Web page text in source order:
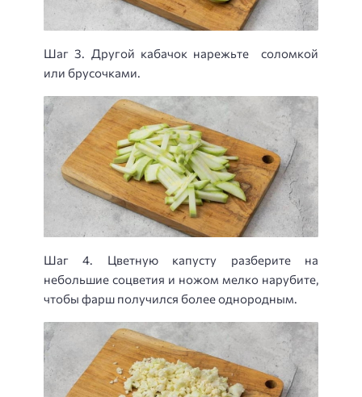
Шаг 3. Другой кабачок нарежьте соломкой
или брусочками.
Шаг 4. Цветную капусту разберите на
небольшие соцветия и ножом мелко нарубите,
чтобы фарш получился более однородным.